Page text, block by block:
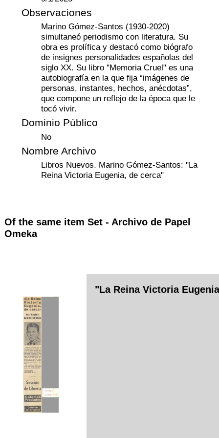
Observaciones
Marino Gómez-Santos (1930-2020)
simultaneó periodismo con literatura. Su
obra es prolífica y destacó como biógrafo
de insignes personalidades españolas del
siglo XX. Su libro "Memoria Cruel" es una
autobiografía en la que fija “imágenes de
personas, instantes, hechos, anécdotas”,
que compone un reflejo de la época que le
tocó vivir.
Dominio Público
No
Nombre Archivo
Libros Nuevos. Marino Gómez-Santos: "La
Reina Victoria Eugenia, de cerca"
Of the same item Set - Archivo de Papel
Omeka